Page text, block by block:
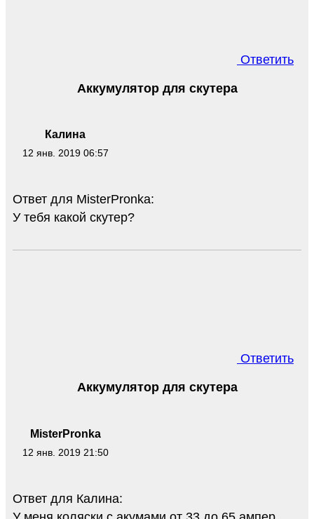
Ответить
Калина
12 янв. 2019 06:57
Аккумулятор для скутера
Ответ для MisterPronka:
У тебя какой скутер?
Ответить
MisterPronka
12 янв. 2019 21:50
Аккумулятор для скутера
Ответ для Калина: